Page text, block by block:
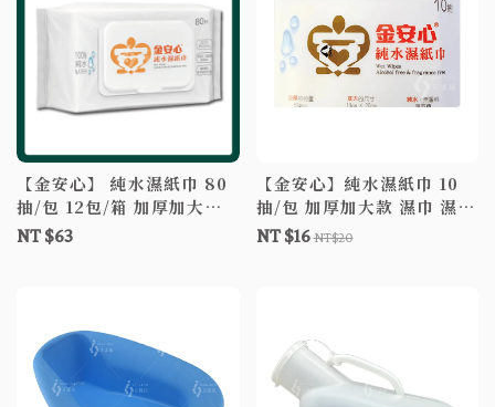
【金安心】 純水濕紙巾 80
抽/包 12包/箱 加厚加大款
附蓋子 濕巾 濕紙巾 嬰兒濕
NT $63
【金安心】純水濕紙巾 10
抽/包 加厚加大款 濕巾 濕紙
巾 嬰兒濕巾 嬰兒濕紙巾
NT $16NT$20